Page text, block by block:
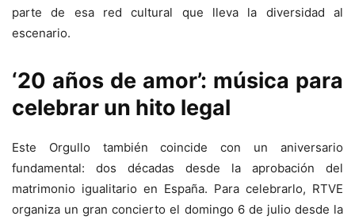
parte de esa red cultural que lleva la diversidad al
escenario.
‘20 años de amor’: música para
celebrar un hito legal
Este Orgullo también coincide con un aniversario
fundamental: dos décadas desde la aprobación del
matrimonio igualitario en España. Para celebrarlo, RTVE
organiza un gran concierto el domingo 6 de julio desde la